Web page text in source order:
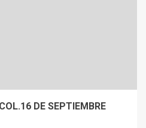
DE SEPTIEMBRE